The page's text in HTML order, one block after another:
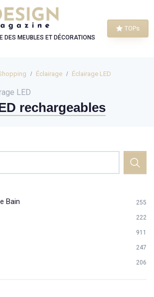
DES MEUBLES ET DÉCORATIONS
TOPs
Éclairage Éclairage LED
LED
rechargeables
Bain 255
222
911
247
206
des cookies